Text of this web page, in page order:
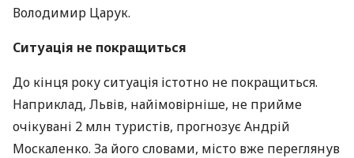
Володимир Царук.
Ситуація не покращиться
До кінця року ситуація істотно не покращиться.
Наприклад, Львів, найімовірніше, не прийме
очікувані 2 млн туристів, прогнозує Андрій
Москаленко. За його словами, місто вже переглянув